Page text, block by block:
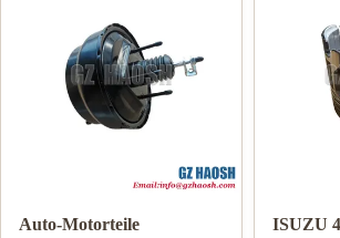
Auto-Motorteile
ISUZU